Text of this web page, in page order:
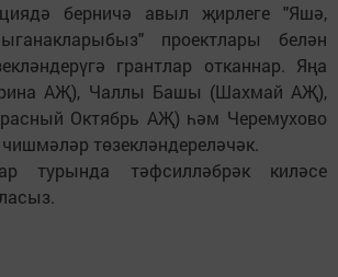
берничә авыл җирлеге "Яшә,
проектлары белән
грантлар отканнар. Яңа
АҖ), Чаллы Башы (Шахмай АҖ),
Октябрь АҖ) һәм Черемухово
төзекләндереләчәк.
турында тәфсилләбрәк киләсе